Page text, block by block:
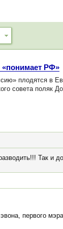
«понимает РФ»
плодятся в
совета поляк
Так и
первого